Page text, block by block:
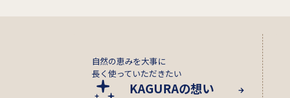
自然の恵みを大事に
長く使っていただきたい
KAGURAの想い